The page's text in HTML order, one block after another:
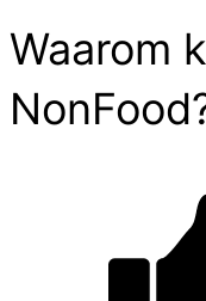
Waarom